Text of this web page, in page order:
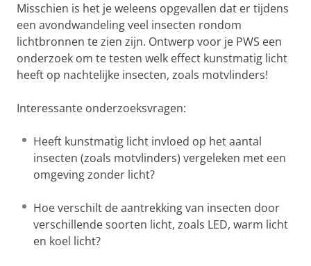
Misschien is het je weleens opgevallen dat er tijdens
een avondwandeling veel insecten rondom
lichtbronnen te zien zijn. Ontwerp voor je PWS een
onderzoek om te testen welk effect kunstmatig licht
heeft op nachtelijke insecten, zoals motvlinders!
Interessante onderzoeksvragen:
Heeft kunstmatig licht invloed op het aantal
insecten (zoals motvlinders) vergeleken met een
omgeving zonder licht?
Hoe verschilt de aantrekking van insecten door
verschillende soorten licht, zoals LED, warm licht
en koel licht?